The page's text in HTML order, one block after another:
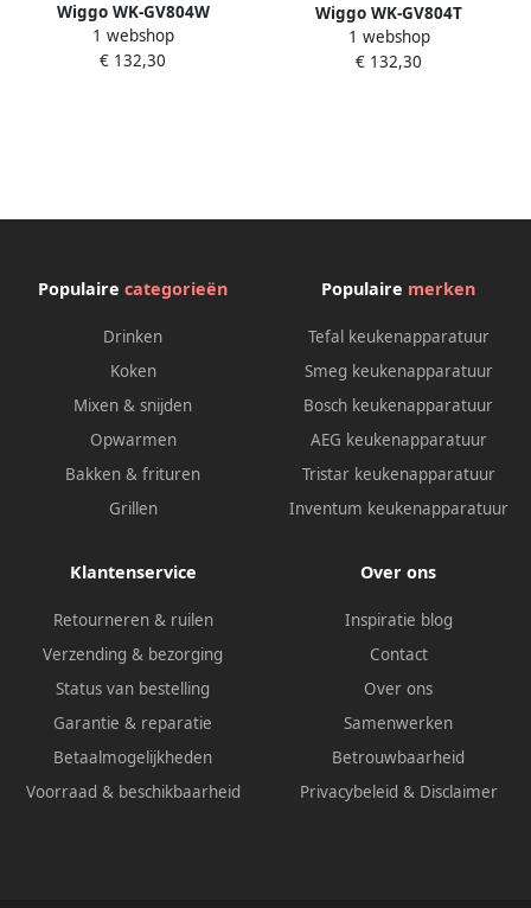
Wiggo WK-GV804W
Vrijstaande gaskookplaat 60
cm Wit
1 webshop
€ 132,30
Wiggo WK-GV804T
Vrijstaande gaskookplaat 60
cm Titanium
1 webshop
€ 132,30
Populaire categorieën
Drinken
Koken
Mixen & snijden
Opwarmen
Bakken & frituren
Grillen
Populaire merken
Tefal keukenapparatuur
Smeg keukenapparatuur
Bosch keukenapparatuur
AEG keukenapparatuur
Tristar keukenapparatuur
Inventum keukenapparatuur
Klantenservice
Retourneren & ruilen
Verzending & bezorging
Status van bestelling
Garantie & reparatie
Betaalmogelijkheden
Voorraad & beschikbaarheid
Over ons
Inspiratie blog
Contact
Over ons
Samenwerken
Betrouwbaarheid
Privacybeleid & Disclaimer